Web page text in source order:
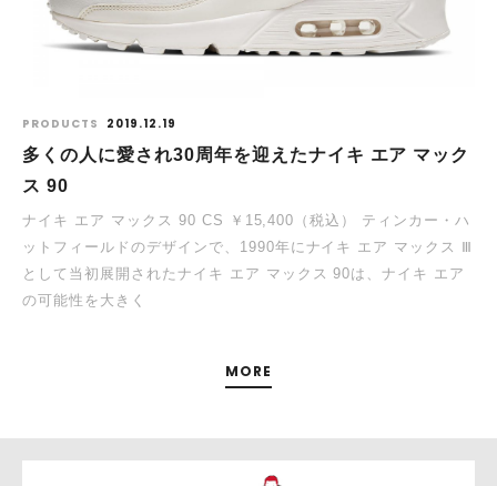
PRODUCTS 2019.12.19
多くの人に愛され30周年を迎えたナイキ エア マック
ス 90
ナイキ エア マックス 90 CS ￥15,400（税込） ティンカー・ハ
ットフィールドのデザインで、1990年にナイキ エア マックス Ⅲ
として当初展開されたナイキ エア マックス 90は、ナイキ エア
の可能性を大きく
MORE